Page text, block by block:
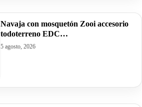
Navaja con mosquetón Zooi accesorio
todoterreno EDC…
5 agosto, 2026